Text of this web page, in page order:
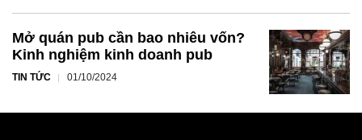
Mở quán pub cần bao nhiêu vốn?
Kinh nghiệm kinh doanh pub
TIN TỨC 01/10/2024